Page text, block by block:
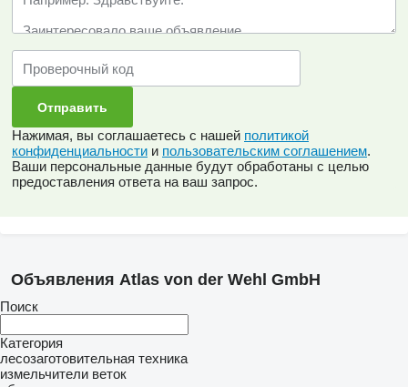
Нажимая, вы соглашаетесь с нашей политикой
конфиденциальности и пользовательским соглашением.
Ваши персональные данные будут обработаны с целью
предоставления ответа на ваш запрос.
Объявления Atlas von der Wehl GmbH
Поиск
Категория
лесозаготовительная техника
измельчители веток